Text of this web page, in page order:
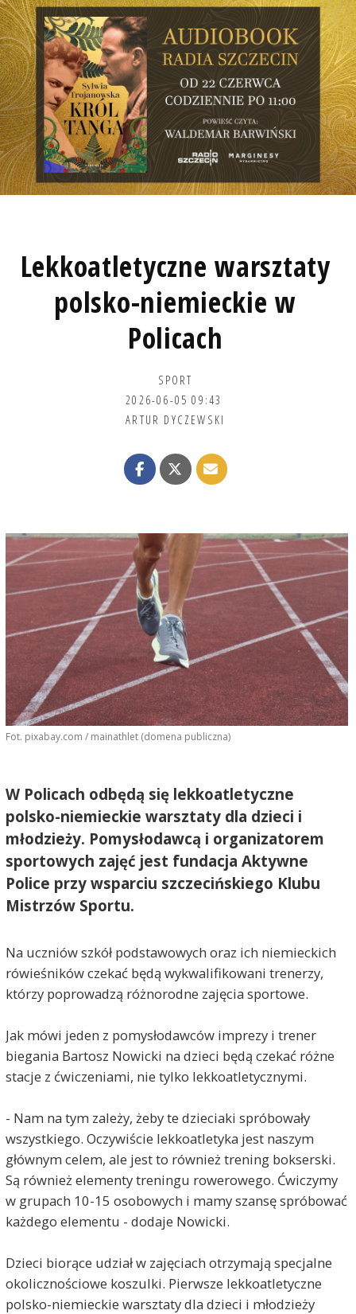
Lekkoatletyczne warsztaty
polsko-niemieckie w
Policach
SPORT
2026-06-05 09:43
ARTUR DYCZEWSKI
Fot. pixabay.com / mainathlet (domena publiczna)
W Policach odbędą się lekkoatletyczne
polsko-niemieckie warsztaty dla dzieci i
młodzieży. Pomysłodawcą i organizatorem
sportowych zajęć jest fundacja Aktywne
Police przy wsparciu szczecińskiego Klubu
Mistrzów Sportu.
Na uczniów szkół podstawowych oraz ich niemieckich
rówieśników czekać będą wykwalifikowani trenerzy,
którzy poprowadzą różnorodne zajęcia sportowe.
Jak mówi jeden z pomysłodawców imprezy i trener
biegania Bartosz Nowicki na dzieci będą czekać różne
stacje z ćwiczeniami, nie tylko lekkoatletycznymi.
- Nam na tym zależy, żeby te dzieciaki spróbowały
wszystkiego. Oczywiście lekkoatletyka jest naszym
głównym celem, ale jest to również trening bokserski.
Są również elementy treningu rowerowego. Ćwiczymy
w grupach 10-15 osobowych i mamy szansę spróbować
każdego elementu - dodaje Nowicki.
Dzieci biorące udział w zajęciach otrzymają specjalne
okolicznościowe koszulki. Pierwsze lekkoatletyczne
polsko-niemieckie warsztaty dla dzieci i młodzieży